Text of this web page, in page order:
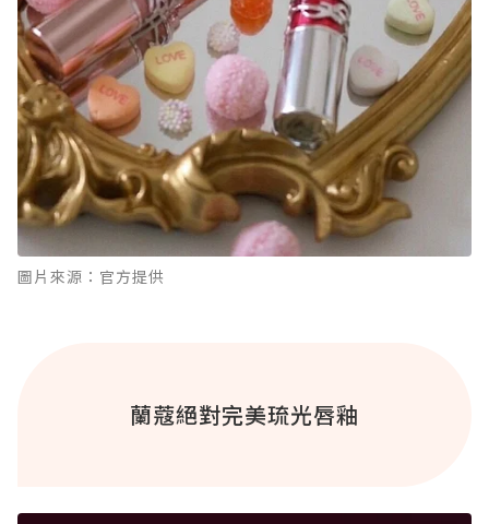
圖片來源：官方提供
蘭蔻絕對完美琉光唇釉